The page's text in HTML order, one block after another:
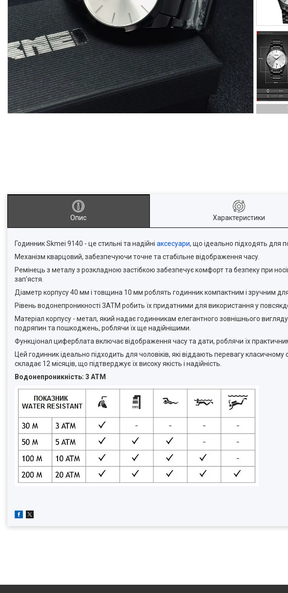
Опис Характеристики
Годинник Skmei 9140 - це стильні та надійні аксесуари, що ідеально підходять для
Механізм кварцовий, забезпечуючи точне та стабільне відображення часу.
Ремінець з металу з розкладною застібкою забезпечує комфорт та безпеку при
зап'ястя.
Діаметр корпусу 40 мм і товщина 10 мм роблять годинник компактним і зручним для
Рівень водонепроникності 3ATM робить їх придатними для використання у
Матеріал корпусу - метал, який надає годинникам елегантного зовнішнього
подряпин та пошкоджень, роблячи їх ще надійнішими.
Функціонал циферблата включає відображення часу та дати, роблячи їх
Цей годинник ідеально підходить для чоловіків, які віддають перевагу класичному
складає 12 місяців, що підтверджує їх високу якість і надійність.
Водонепроникність: 3 ATM